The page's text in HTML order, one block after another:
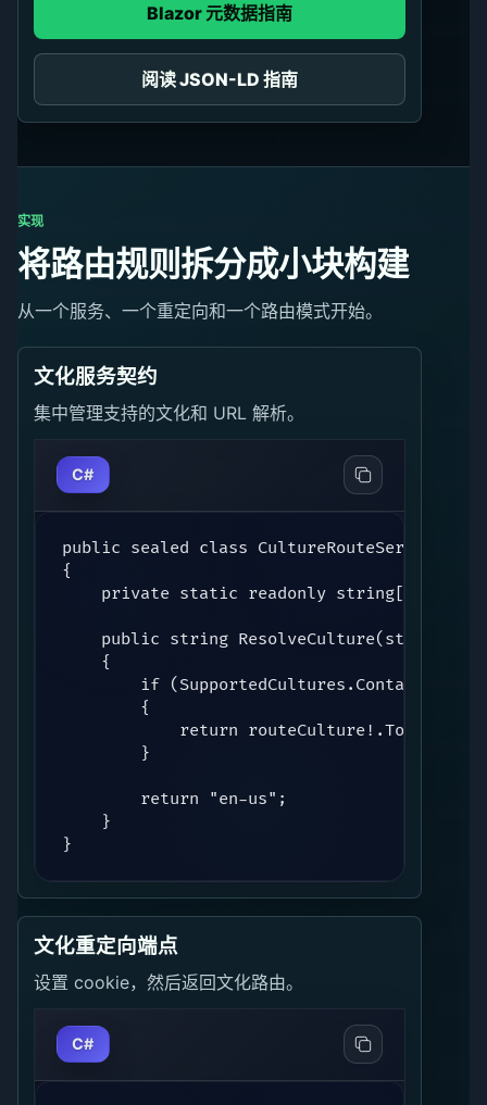
Blazor 元数据指南
阅读 JSON-LD 指南
实现
将路由规则拆分成小块构建
从一个服务、一个重定向和一个路由模式开始。
文化服务契约
集中管理支持的文化和 URL 解析。
C#
public sealed class CultureRouteService
{
private static readonly string[]
public string ResolveCulture(string?
    {
if
        {
return
        }
        return "en-us";
    }
}
文化重定向端点
设置 cookie，然后返回文化路由。
C#